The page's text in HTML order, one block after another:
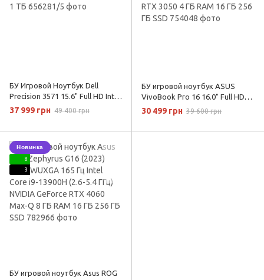
БУ Игровой Ноутбук Dell
Precision 3571 15.6" Full HD Intel
Core i9-12900H NVIDIA Quadro
T600 RAM 32 ГБ SSD 1 ТБ
37 999 грн 49 400 грн
БУ игровой ноутбук ASUS
VivoBook Pro 16 16.0" Full HD
120 Гц Intel Core i9-11900H (2.6-
4.80 ГГц) NVIDIA GeForce RTX
30 499 грн 39 600 грн
Новинка
8
3
БУ игровой ноутбук Asus ROG